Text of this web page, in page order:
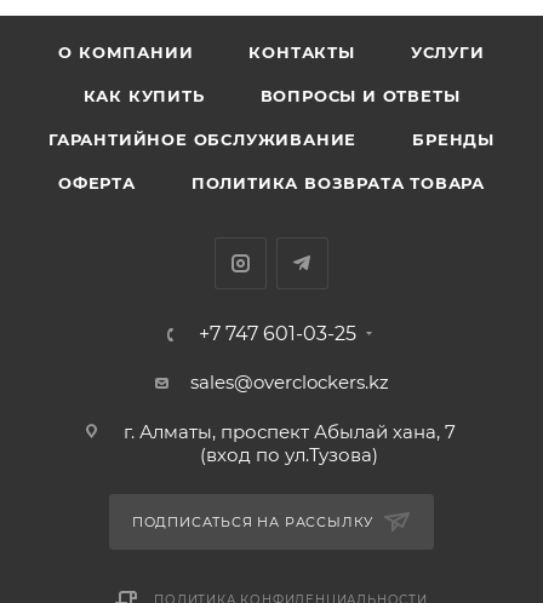
О КОМПАНИИ КОНТАКТЫ УСЛУГИ
КАК КУПИТЬ ВОПРОСЫ И ОТВЕТЫ
ГАРАНТИЙНОЕ ОБСЛУЖИВАНИЕ БРЕНДЫ
ОФЕРТА ПОЛИТИКА ВОЗВРАТА ТОВАРА
+7 747 601-03-25
sales@overclockers.kz
г. Алматы, проспект Абылай хана, 7
(вход по ул.Тузова)
ПОДПИСАТЬСЯ НА РАССЫЛКУ